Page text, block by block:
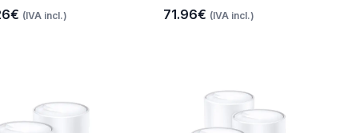
(IVA incl.) 71.96€ (IVA incl.)